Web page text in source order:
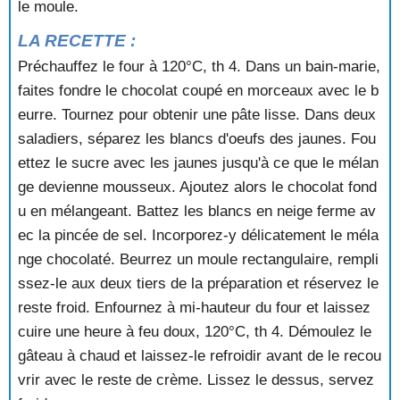
GATEAU DE SEMOULE AUX PECHES
GATEAU DE SIENNE
GATEAU DE TANTE ALICE
GATEAU FOURRE AU CHOCOLAT
GATEAU GANACHE
GATEAU GLACE AU CHOCOLAT
GATEAU ILE DE France
GATEAU MALGACH
GATEAU MARBRE
GATEAU MARBRE AU CHOCOLAT
GATEAU MERVEILLEUX AU CHOCOLAT
GATEAU MINUTE AU CHOCOLAT
GATEAU MOELLEUX AU CITRON
GATEAU MOELLEUX AUX NOIX
GATEAU MOKA
GATEAU MOUSSELINE DE POMMES
GATEAU RENVERSE A L'ANANAS
GATEAU RENVERSE AUX ABRICOTS
GATEAU ROULE
le moule.
LA RECETTE :
Préchauffez le four à 120°C, th 4. Dans un bain-marie,
faites fondre le chocolat coupé en morceaux avec le b
eurre. Tournez pour obtenir une pâte lisse. Dans deux
saladiers, séparez les blancs d'oeufs des jaunes. Fou
ettez le sucre avec les jaunes jusqu'à ce que le mélan
ge devienne mousseux. Ajoutez alors le chocolat fond
u en mélangeant. Battez les blancs en neige ferme av
ec la pincée de sel. Incorporez-y délicatement le méla
nge chocolaté. Beurrez un moule rectangulaire, rempli
ssez-le aux deux tiers de la préparation et réservez le
reste froid. Enfournez à mi-hauteur du four et laissez
cuire une heure à feu doux, 120°C, th 4. Démoulez le
gâteau à chaud et laissez-le refroidir avant de le recou
vrir avec le reste de crème. Lissez le dessus, servez